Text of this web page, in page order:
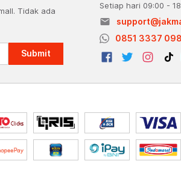
Tidak ada
Submit
Setiap hari 09:00 -
email
0851 3337